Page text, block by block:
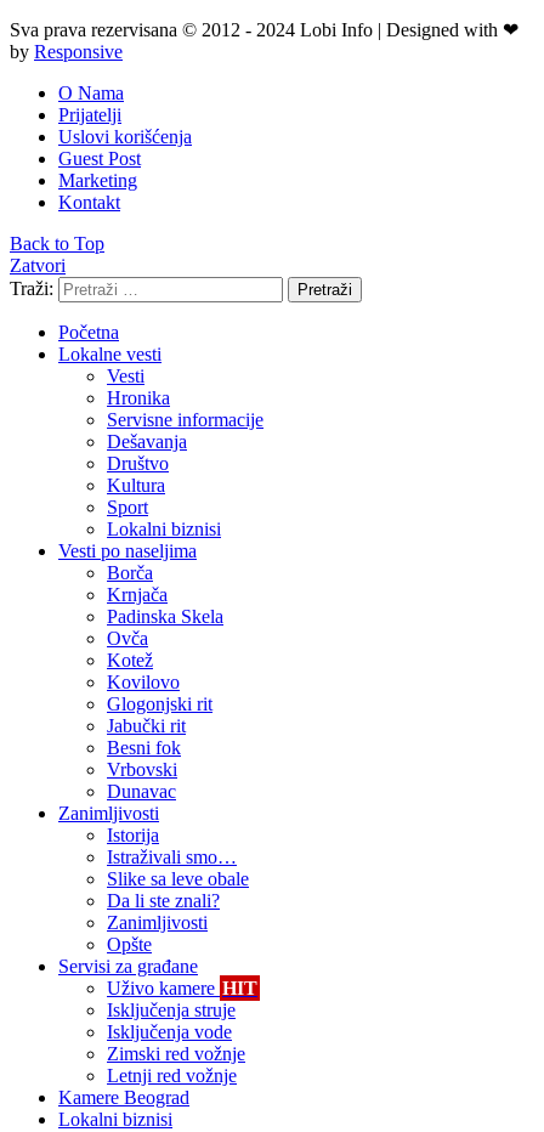
Sva prava rezervisana © 2012 - 2024 Lobi Info | Designed with ❤
by Responsive
O Nama
Prijatelji
Uslovi korišćenja
Guest Post
Marketing
Kontakt
Back to Top
Zatvori
Traži:
Pretraži
Početna
Lokalne vesti
Vesti
Hronika
Servisne informacije
Dešavanja
Društvo
Kultura
Sport
Lokalni biznisi
Vesti po naseljima
Borča
Krnjača
Padinska Skela
Ovča
Kotež
Kovilovo
Glogonjski rit
Jabučki rit
Besni fok
Vrbovski
Dunavac
Zanimljivosti
Istorija
Istraživali smo…
Slike sa leve obale
Da li ste znali?
Zanimljivosti
Opšte
Servisi za građane
Uživo kamere HIT
Isključenja struje
Isključenja vode
Zimski red vožnje
Letnji red vožnje
Kamere Beograd
Lokalni biznisi